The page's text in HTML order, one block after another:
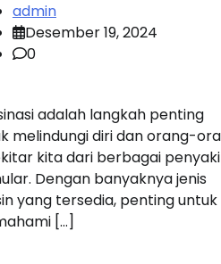
admin
Desember 19, 2024
0
adalah langkah penting
melindungi diri dan orang-
kita dari berbagai
Dengan banyaknya jenis
yang tersedia, penting untuk
[…]